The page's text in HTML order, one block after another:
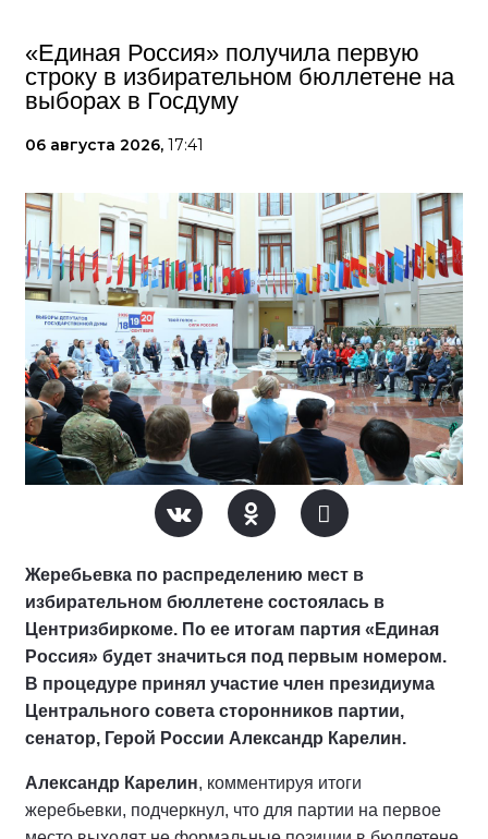
«Единая Россия» получила первую
строку в избирательном бюллетене на
выборах в Госдуму
06 августа 2026, 17:41
Жеребьевка по распределению мест в
избирательном бюллетене состоялась в
Центризбиркоме. По ее итогам партия «Единая
Россия» будет значиться под первым номером.
В процедуре принял участие член президиума
Центрального совета сторонников партии,
сенатор, Герой России Александр Карелин.
Александр Карелин, комментируя итоги
жеребьевки, подчеркнул, что для партии на первое